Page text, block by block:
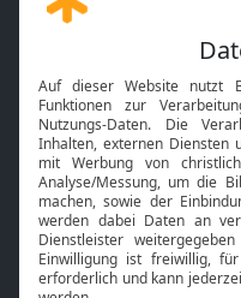
Gott und Bibel erklärt
Neuigkeiten
Bibel TV